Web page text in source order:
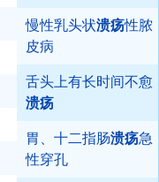
慢性乳头状溃疡性脓
皮病
舌头上有长时间不愈
溃疡
胃、十二指肠溃疡急
性穿孔